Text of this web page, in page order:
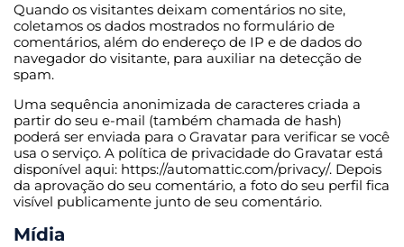
Quando os visitantes deixam comentários no site,
coletamos os dados mostrados no formulário de
comentários, além do endereço de IP e de dados do
navegador do visitante, para auxiliar na detecção de
spam.
Uma sequência anonimizada de caracteres criada a
partir do seu e-mail (também chamada de hash)
poderá ser enviada para o Gravatar para verificar se você
usa o serviço. A política de privacidade do Gravatar está
disponível aqui: https://automattic.com/privacy/. Depois
da aprovação do seu comentário, a foto do seu perfil fica
visível publicamente junto de seu comentário.
Mídia